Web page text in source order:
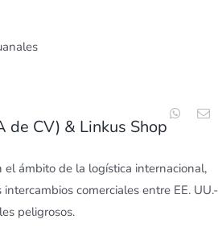
de CV) & Linkus Shop
el ámbito de la logística internacional,
comerciales entre EE. UU.-
peligrosos.